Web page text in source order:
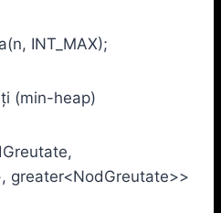
INT_MAX);
(min-heap)
greater<NodGreutate>>